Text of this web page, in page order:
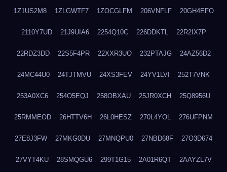
1Z1US2M8 1ZLGWTF7 1ZOCGLFM 206VNFLF 20GH4EFO
2110Y7UD 21J9UIA6 2254Q10C 226DDKTL 22R2IX7P
22RDZ3DD 22S5F4PR 22XXR3UO 232PTAJG 24AZ56D2
24MC44U0 24TJTMVU 24XS3FEV 24YV1LVI 252T7VNK
253A0XC6 254O5EQJ 258OBXAU 25JR0XCH 25Q8956U
25RMMEOD 26HTTV6H 26L0HESZ 270L4YOL 276UFPNM
27E8J3FW 27MKG0DU 27MNQPU0 27NBD68F 27O3D674
27VYT4KU 28SMQGU6 299T1G15 2A01R6QT 2AAYZL7V